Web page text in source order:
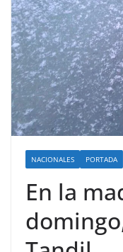
NACIONALES PORTADA
En la